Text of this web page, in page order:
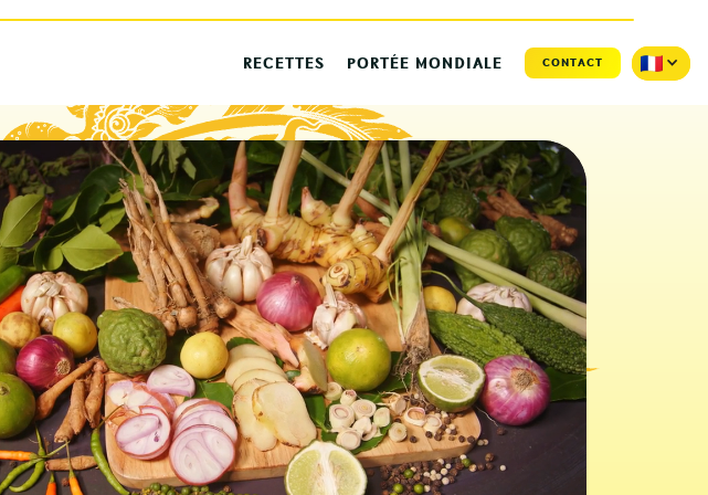
RECETTES PORTÉE MONDIALE CONTACT